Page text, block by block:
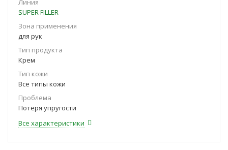
Линия
SUPER FILLER
Зона применения
для рук
Тип продукта
Крем
Тип кожи
Все типы кожи
Проблема
Потеря упругости
Все характеристики